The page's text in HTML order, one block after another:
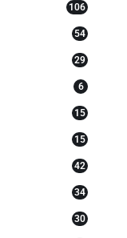
106
54
29
6
15
15
42
34
30